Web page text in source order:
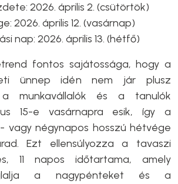
2026. április 2. (csütörtök)
2026. április 12. (vasárnap)
nap: 2026. április 13. (hétfő)
fontos sajátossága, hogy a
ünnep idén nem jár plusz
a munkavállalók és a tanulók
15-e vasárnapra esik, így a
vagy négynapos hosszú hétvége
Ezt ellensúlyozza a tavaszi
11 napos időtartama, amely
a nagypénteket és a